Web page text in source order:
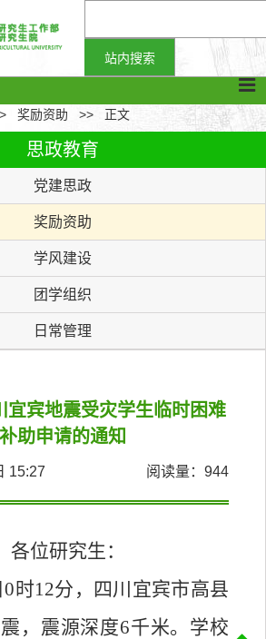
奖励资助 >> 正文
思政教育
党建思政
奖励资助
学风建设
团学组织
日常管理
宜宾地震受灾学生临时困难
补助申请的通知
日 15:27 阅读量： 944
各位研究生 ：
0 时12分，四川宜宾市高县
，震源深度6千米。学校